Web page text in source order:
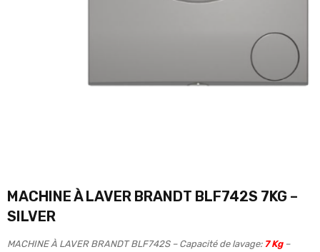
MACHINE À LAVER BRANDT BLF742S 7KG –
SILVER
MACHINE À LAVER BRANDT BLF742S – Capacité de lavage: 7 Kg –